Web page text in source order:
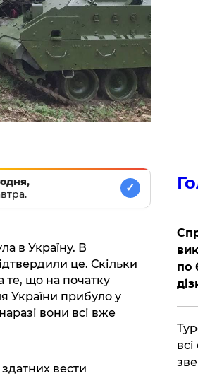
✓
в Україну. В
це. Скільки
те, що на початку
України прибуло у
вони всі вже
вести
по